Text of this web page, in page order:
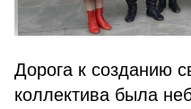
Дорога к созданию
коллектива была